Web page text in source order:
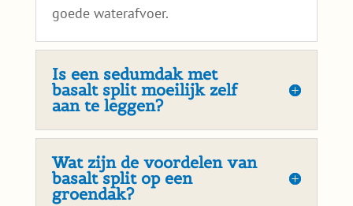
goede waterafvoer.
Is een sedumdak met
basalt split moeilijk zelf
aan te leggen?
Wat zijn de voordelen van
basalt split op een
groendak?